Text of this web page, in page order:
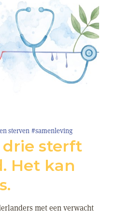
sterven #samenleving
drie sterft
Het kan
met een verwacht